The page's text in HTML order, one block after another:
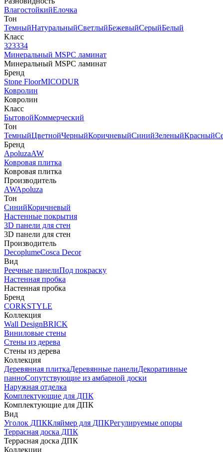
ВлагостойкийЕлочка
Тон
ТемныйНатуральныйСветлыйБежевыйСерыйБелый
Класс
323334
Минеральный MSPC ламинат
Минеральный MSPC ламинат
Бренд
Stone FloorMICODUR
Ковролин
Ковролин
Класс
БытовойКоммерческий
Тон
ТемныйЦветнойЧерныйКоричневыйСинийЗеленыйКрасный
Бренд
ApoluzaAW
Ковровая плитка
Ковровая плитка
Производитель
AWApoluza
Тон
СинийКоричневый
Настенные покрытия
3D панели для стен
3D панели для стен
Производитель
DecoplumeCosca Decor
Вид
Реечные панелиПод покраску
Настенная пробка
Настенная пробка
Бренд
CORKSTYLE
Коллекция
Wall DesignBRICK
Виниловые стены
Стены из дерева
Стены из дерева
Коллекция
Деревянная плиткаДеревянные панелиДекоративные
панноСопутствующие из амбарной доски
Наружная отделка
Комплектующие для ДПК
Комплектующие для ДПК
Вид
Уголок ДПККляймер для ДПКРегулируемые опоры
Террасная доска ДПК
Террасная доска ДПК
Коллекции